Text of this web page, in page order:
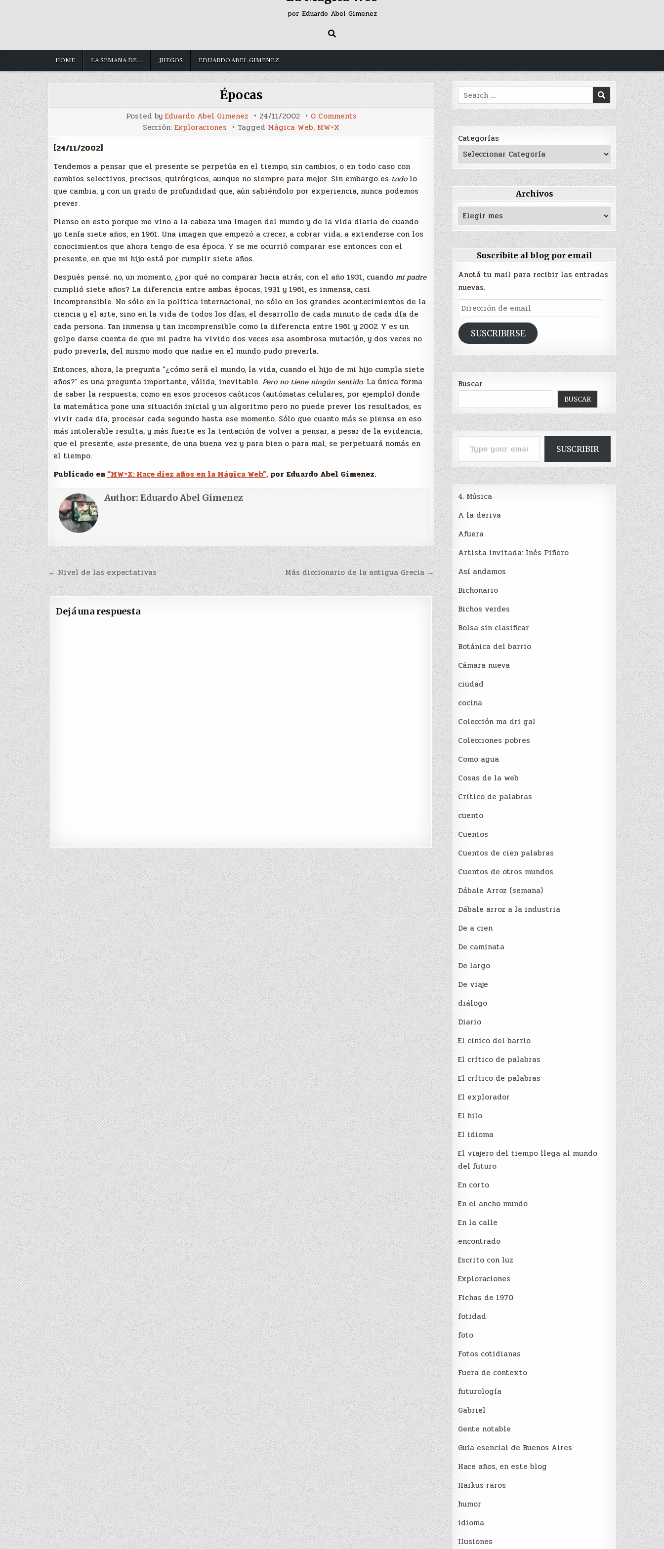
por Eduardo Abel Gimenez
HOME LA SEMANA DE… JUEGOS EDUARDO ABEL GIMENEZ
Épocas
Posted by Eduardo Abel Gimenez 24/11/2002 0 Commentson
Sección: Exploraciones Tagged Mágica Web, MW+X
[24/11/2002]
Tendemos a pensar que el presente se perpetúa en el tiempo, sin cambios, o en todo caso con
cambios selectivos, precisos, quirúrgicos, aunque no siempre para mejor. Sin embargo es todolo
que cambia, y con un grado de profundidad que, aún sabiéndolo por experiencia, nunca podemos
prever.
Pienso en esto porque me vino a la cabeza una imagen del mundo y de la vida diaria de cuando
yo tenía siete años, en 1961. Una imagen que empezó a crecer, a cobrar vida, a extenderse con los
conocimientos que ahora tengo de esa época. Y se me ocurrió comparar ese entonces con el
presente, en que mi hijo está por cumplir siete años.
Después pensé: no, un momento, ¿por qué no comparar hacia atrás, con el año 1931, cuando mi padre
cumplió siete años? La diferencia entre ambas épocas, 1931 y 1961, es inmensa, casi
incomprensible. No sólo en la política internacional, no sólo en los grandes acontecimientos de la
ciencia y el arte, sino en la vida de todos los días, el desarrollo de cada minuto de cada día de
cada persona. Tan inmensa y tan incomprensible como la diferencia entre 1961 y 2002. Y es un
golpe darse cuenta de que mi padre ha vivido dos veces esa asombrosa mutación, y dos veces no
pudo preverla, del mismo modo que nadie en el mundo pudo preverla.
Entonces, ahora, la pregunta “¿cómo será el mundo, la vida, cuando el hijo de mi hijo cumpla siete
años?” es una pregunta importante, válida, inevitable. Pero no tiene ningún sentido. La única forma
de saber la respuesta, como en esos procesos caóticos (autómatas celulares, por ejemplo) donde
la matemática pone una situación inicial y un algoritmo pero no puede prever los resultados, es
vivir cada día, procesar cada segundo hasta ese momento. Sólo que cuanto más se piensa en eso
más intolerable resulta, y más fuerte es la tentación de volver a pensar, a pesar de la evidencia,
que el presente, estepresente, de una buena vez y para bien o para mal, se perpetuará nomás en
el tiempo.
Publicado en“MW+X: Hace diez años en la Mágica Web”, por Eduardo Abel Gimenez.
Author: Eduardo Abel Gimenez
Navegación
de
entradas
Más diccionario de la antigua Grecia →
← Nivel de las expectativas
Dejá una respuesta
Search
for:
Categorías
Archivos
Archivos
Suscribite al blog por email
Anotá tu mail para recibir las entradas
nuevas.
Dirección
de
emailSUSCRIBIRSE
Buscar
BUSCAR
Type your email…
SUSCRIBIR
4. Música
A la deriva
Afuera
Artista invitada: Inés Piñero
Así andamos
Bichonario
Bichos verdes
Bolsa sin clasificar
Botánica del barrio
Cámara nueva
ciudad
cocina
Colección ma dri gal
Colecciones pobres
Como agua
Cosas de la web
Crítico de palabras
cuento
Cuentos
Cuentos de cien palabras
Cuentos de otros mundos
Dábale Arroz (semana)
Dábale arroz a la industria
De a cien
De caminata
De largo
De viaje
diálogo
Diario
El cínico del barrio
El crí­tico de palabras
El crí­tico de palabras
El explorador
El hilo
El idioma
El viajero del tiempo llega al mundo
del futuro
En corto
En el ancho mundo
En la calle
encontrado
Escrito con luz
Exploraciones
Fichas de 1970
fotidad
foto
Fotos cotidianas
Fuera de contexto
futurología
Gabriel
Gente notable
Guía esencial de Buenos Aires
Hace años, en este blog
Haikus raros
humor
idioma
Ilusiones